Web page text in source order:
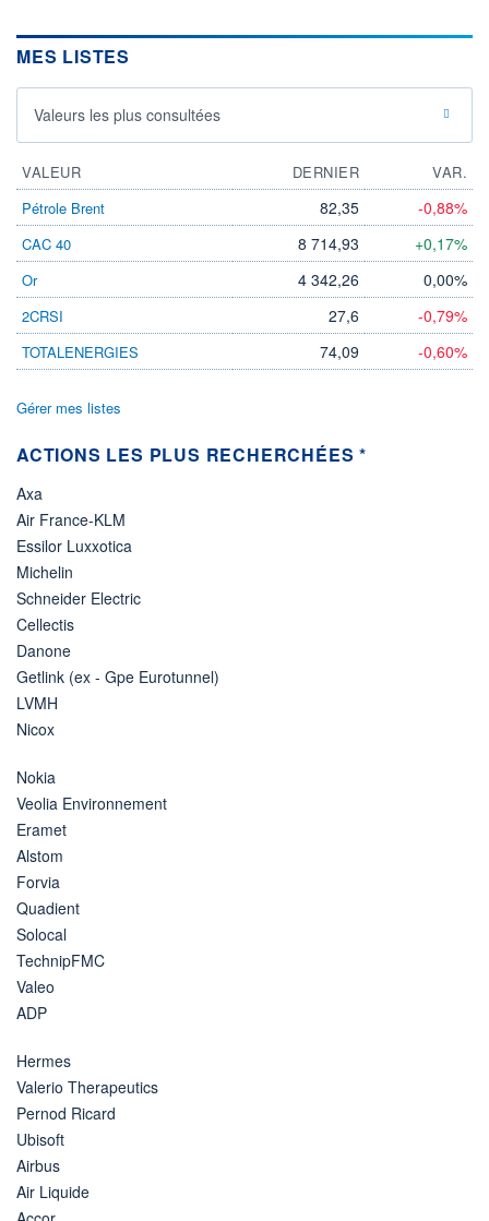
MES LISTES
Valeurs les plus consultées
VALEUR DERNIER
VAR.
Pétrole Brent
82,35 -0,88%
CAC 40 8 714,93 +0,17%
Or 4 342,26 0,00%
2CRSI 27,6 -0,79%
TOTALENERGIES 74,09 -0,60%
Gérer mes listes
ACTIONS LES PLUS RECHERCHÉES *
Axa
Air France-KLM
Essilor Luxxotica
Michelin
Schneider Electric
Cellectis
Danone
Getlink (ex - Gpe Eurotunnel)
LVMH
Nicox
Nokia
Veolia Environnement
Eramet
Alstom
Forvia
Quadient
Solocal
TechnipFMC
Valeo
ADP
Hermes
Valerio Therapeutics
Pernod Ricard
Ubisoft
Airbus
Air Liquide